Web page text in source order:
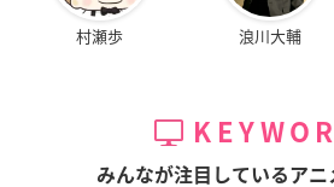
村瀬歩 浪川大輔
みんなが注目しているアニ